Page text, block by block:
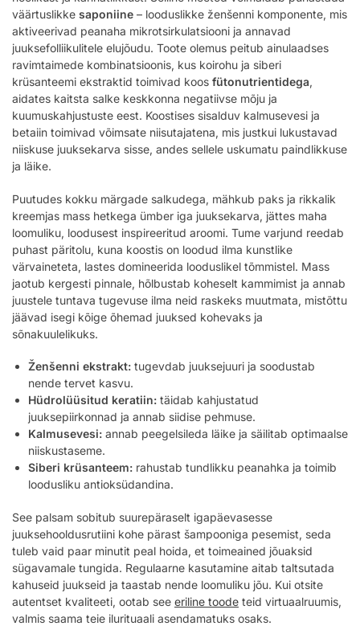
väärtuslikke saponiine – looduslikke ženšenni komponente, mis
aktiveerivad peanaha mikrotsirkulatsiooni ja annavad
juuksefolliikulitele elujõudu. Toote olemus peitub ainulaadses
ravimtaimede kombinatsioonis, kus koirohu ja siberi
krüsanteemi ekstraktid toimivad koos fütonutrientidega,
aidates kaitsta salke keskkonna negatiivse mõju ja
kuumuskahjustuste eest. Koostises sisalduv kalmusevesi ja
betaiin toimivad võimsate niisutajatena, mis justkui lukustavad
niiskuse juuksekarva sisse, andes sellele uskumatu paindlikkuse
ja läike.
Puutudes kokku märgade salkudega, mähkub paks ja rikkalik
kreemjas mass hetkega ümber iga juuksekarva, jättes maha
loomuliku, loodusest inspireeritud aroomi. Tume varjund reedab
puhast päritolu, kuna koostis on loodud ilma kunstlike
värvaineteta, lastes domineerida looduslikel tõmmistel. Mass
jaotub kergesti pinnale, hõlbustab koheselt kammimist ja annab
juustele tuntava tugevuse ilma neid raskeks muutmata, mistõttu
jäävad isegi kõige õhemad juuksed kohevaks ja
sõnakuulelikuks.
Ženšenni ekstrakt: tugevdab juuksejuuri ja soodustab
nende tervet kasvu.
Hüdrolüüsitud keratiin: täidab kahjustatud
juuksepiirkonnad ja annab siidise pehmuse.
Kalmusevesi: annab peegelsileda läike ja säilitab optimaalse
niiskustaseme.
Siberi krüsanteem: rahustab tundlikku peanahka ja toimib
loodusliku antioksüdandina.
See palsam sobitub suurepäraselt igapäevasesse
juuksehooldusrutiini kohe pärast šampooniga pesemist, seda
tuleb vaid paar minutit peal hoida, et toimeained jõuaksid
sügavamale tungida. Regulaarne kasutamine aitab taltsutada
kahuseid juukseid ja taastab nende loomuliku jõu. Kui otsite
autentset kvaliteeti, ootab see eriline toode teid virtuaalruumis,
valmis saama teie ilurituaali asendamatuks osaks.